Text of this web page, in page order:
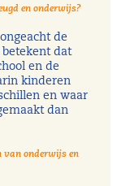
en onderwijs?
de
dat
en de
kinderen
en waar
dan
van onderwijs en